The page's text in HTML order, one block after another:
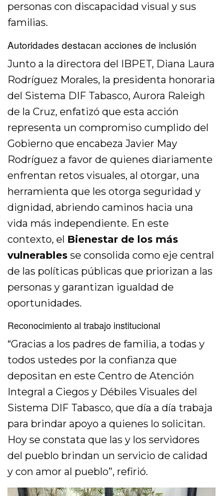
personas con discapacidad visual y sus
familias.
Autoridades destacan acciones de inclusión
Junto a la directora del IBPET, Diana Laura
Rodríguez Morales, la presidenta honoraria
del Sistema DIF Tabasco, Aurora Raleigh
de la Cruz, enfatizó que esta acción
representa un compromiso cumplido del
Gobierno que encabeza Javier May
Rodríguez a favor de quienes diariamente
enfrentan retos visuales, al otorgar, una
herramienta que les otorga seguridad y
dignidad, abriendo caminos hacia una
vida más independiente. En este
contexto, el Bienestar de los más
vulnerables se consolida como eje central
de las políticas públicas que priorizan a las
personas y garantizan igualdad de
oportunidades.
Reconocimiento al trabajo institucional
“Gracias a los padres de familia, a todas y
todos ustedes por la confianza que
depositan en este Centro de Atención
Integral a Ciegos y Débiles Visuales del
Sistema DIF Tabasco, que día a día trabaja
para brindar apoyo a quienes lo solicitan.
Hoy se constata que las y los servidores
del pueblo brindan un servicio de calidad
y con amor al pueblo”, refirió.